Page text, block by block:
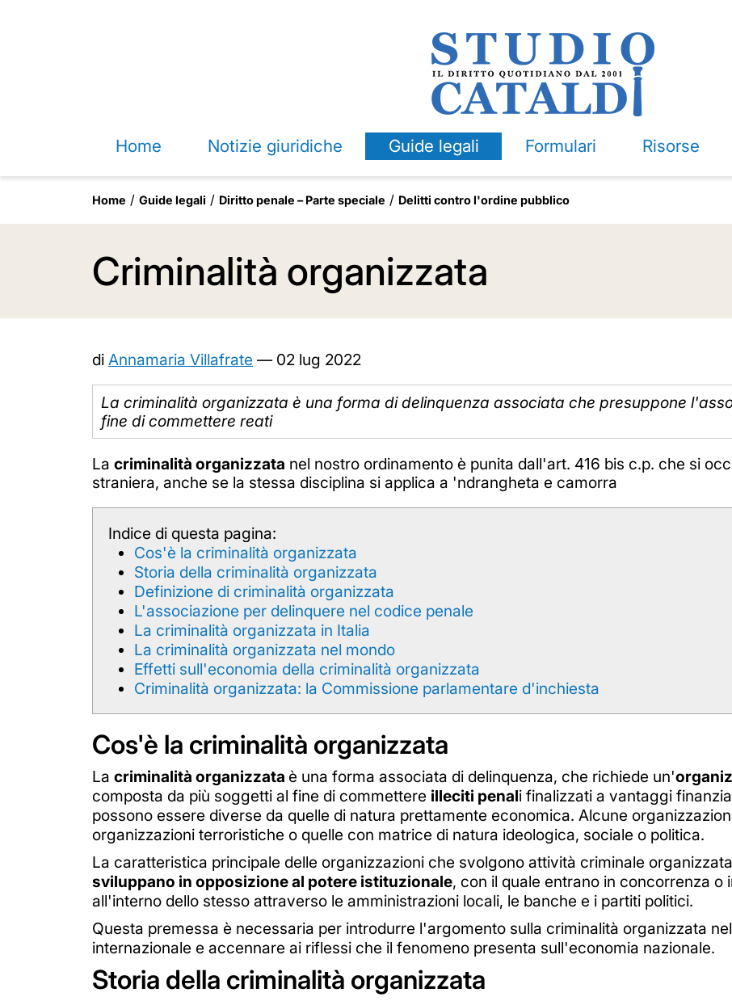
Home Notizie giuridiche Guide legali Formulari Risorse
Home Guide legali Diritto penale – Parte speciale Delitti contro l'ordine pubblico
Criminalità organizzata
di Annamaria Villafrate — 02 lug 2022
La criminalità organizzata è una forma di delinquenza associata che presuppone
fine di commettere reati
La criminalità organizzata nel nostro ordinamento è punita dall'art. 416 bis c.p. che si
straniera, anche se la stessa disciplina si applica a 'ndrangheta e camorra
Indice di questa pagina:
Cos'è la criminalità organizzata
Storia della criminalità organizzata
Definizione di criminalità organizzata
L'associazione per delinquere nel codice penale
La criminalità organizzata in Italia
La criminalità organizzata nel mondo
Effetti sull'economia della criminalità organizzata
Criminalità organizzata: la Commissione parlamentare d'inchiesta
Cos'è la criminalità organizzata
La criminalità organizzata è una forma associata di delinquenza, che richiede un'
composta da più soggetti al fine di commettere illeciti penali finalizzati a vantaggi
possono essere diverse da quelle di natura prettamente economica. Alcune
organizzazioni terroristiche o quelle con matrice di natura ideologica, sociale o politica.
La caratteristica principale delle organizzazioni che svolgono attività criminale
sviluppano in opposizione al potere istituzionale, con il quale entrano in concorrenza
all'interno dello stesso attraverso le amministrazioni locali, le banche e i partiti politici.
Questa premessa è necessaria per introdurre l'argomento sulla criminalità organizzata
internazionale e accennare ai riflessi che il fenomeno presenta sull'economia nazionale.
Storia della criminalità organizzata